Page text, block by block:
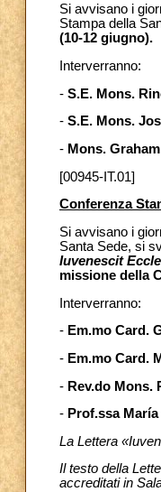
Si avvisano i
Stampa della
(10-12 giugno).
Interverranno:
- S.E. Mons.
- S.E. Mons.
- Mons.
[00945-IT.01]
Conferenza
Si avvisano i
Santa Sede, si
Iuvenescit
missione della
Interverranno:
- Em.mo Card.
- Em.mo Card.
- Rev.do Mons.
- Prof.ssa
La Lettera
Il testo della
accreditati in